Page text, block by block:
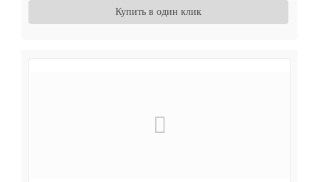
Купить в один клик